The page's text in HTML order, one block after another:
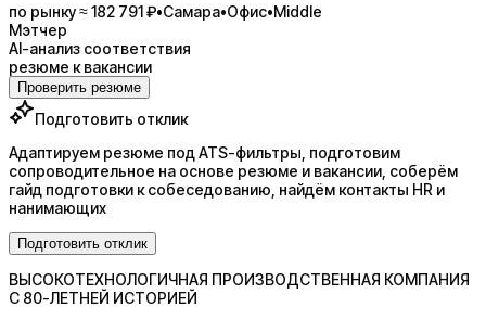
по рынку ≈ 182 791 ₽•Самара•Офис•Middle
Мэтчер
AI-анализ соответствия
резюме к вакансии
Проверить резюме
Подготовить отклик
Адаптируем резюме под ATS-фильтры, подготовим
сопроводительное на основе резюме и вакансии, соберём
гайд подготовки к собеседованию, найдём контакты HR и
нанимающих
Подготовить отклик
ВЫСОКОТЕХНОЛОГИЧНАЯ ПРОИЗВОДСТВЕННАЯ КОМПАНИЯ
С 80-ЛЕТНЕЙ ИСТОРИЕЙ